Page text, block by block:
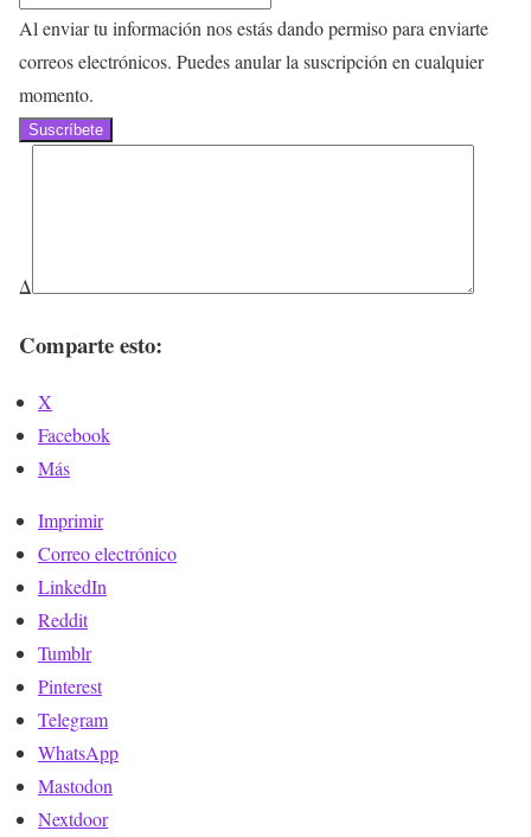
Al enviar tu información nos estás dando permiso para enviarte
correos electrónicos. Puedes anular la suscripción en cualquier
momento.
Suscríbete
Δ
Comparte esto:
X
Facebook
Más
Imprimir
Correo electrónico
LinkedIn
Reddit
Tumblr
Pinterest
Telegram
WhatsApp
Mastodon
Nextdoor